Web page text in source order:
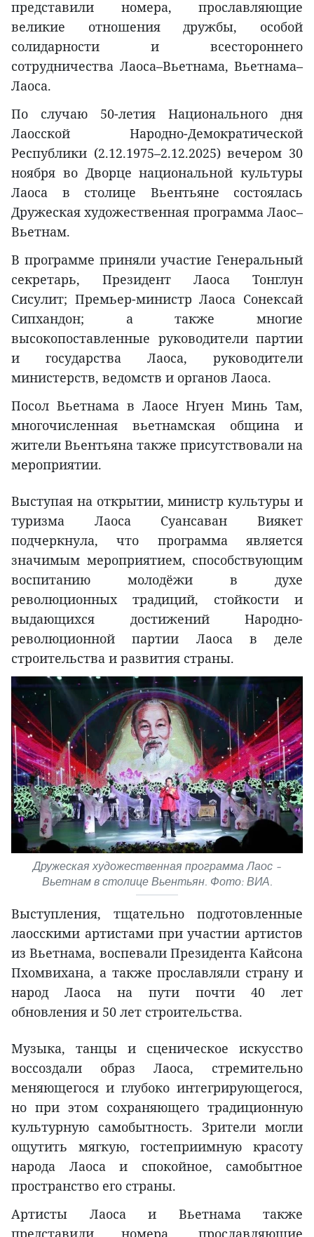
представили номера, прославляющие
великие отношения дружбы, особой
солидарности и всестороннего
сотрудничества Лаоса–Вьетнама, Вьетнама–
Лаоса.
По случаю 50-летия Национального дня
Лаосской Народно-Демократической
Республики (2.12.1975–2.12.2025) вечером 30
ноября во Дворце национальной культуры
Лаоса в столице Вьентьяне состоялась
Дружеская художественная программа Лаос–
Вьетнам.
В программе приняли участие Генеральный
секретарь, Президент Лаоса Тонглун
Сисулит; Премьер-министр Лаоса Сонексай
Сипхандон; а также многие
высокопоставленные руководители партии
и государства Лаоса, руководители
министерств, ведомств и органов Лаоса.
Посол Вьетнама в Лаосе Нгуен Минь Там,
многочисленная вьетнамская община и
жители Вьентьяна также присутствовали на
мероприятии.
Выступая на открытии, министр культуры и
туризма Лаоса Суансаван Виякет
подчеркнула, что программа является
значимым мероприятием, способствующим
воспитанию молодёжи в духе
революционных традиций, стойкости и
выдающихся достижений Народно-
революционной партии Лаоса в деле
строительства и развития страны.
Дружеская художественная программа Лаос –
Вьетнам в столице Вьентьян. Фото: ВИА.
Выступления, тщательно подготовленные
лаосскими артистами при участии артистов
из Вьетнама, воспевали Президента Кайсона
Пхомвихана, а также прославляли страну и
народ Лаоса на пути почти 40 лет
обновления и 50 лет строительства.
Музыка, танцы и сценическое искусство
воссоздали образ Лаоса, стремительно
меняющегося и глубоко интегрирующегося,
но при этом сохраняющего традиционную
культурную самобытность. Зрители могли
ощутить мягкую, гостеприимную красоту
народа Лаоса и спокойное, самобытное
пространство его страны.
Артисты Лаоса и Вьетнама также